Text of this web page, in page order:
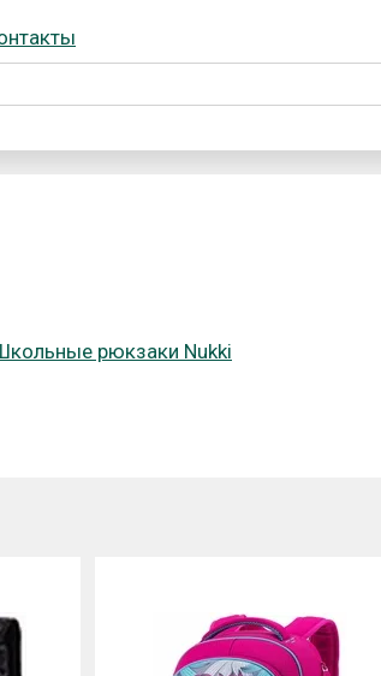
рюкзаки Nukki